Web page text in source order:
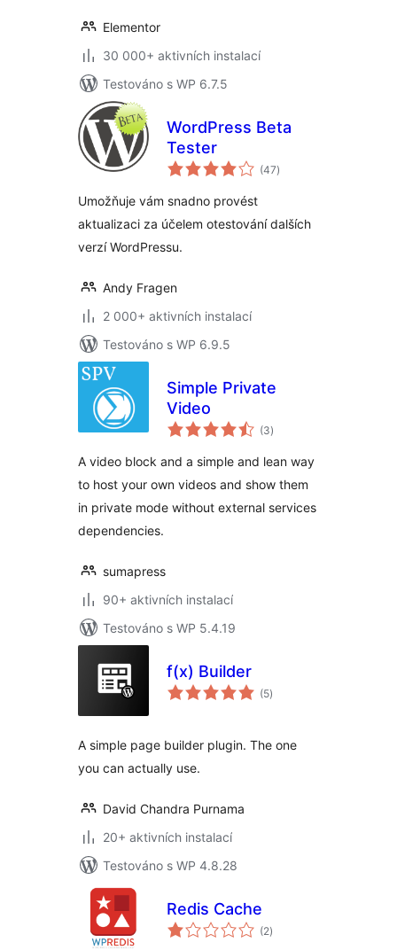
Elementor
30 000+ aktivních instalací
Testováno s WP 6.7.5
WordPress Beta
Tester
(47celkové
hodnocení
)
Umožňuje vám snadno provést
aktualizaci za účelem otestování dalších
verzí WordPressu.
Andy Fragen
2 000+ aktivních instalací
Testováno s WP 6.9.5
Simple Private
Video
(3celkové
hodnocení
)
A video block and a simple and lean way
to host your own videos and show them
in private mode without external services
dependencies.
sumapress
90+ aktivních instalací
Testováno s WP 5.4.19
f(x) Builder
(5celkové
hodnocení
)
A simple page builder plugin. The one
you can actually use.
David Chandra Purnama
20+ aktivních instalací
Testováno s WP 4.8.28
Redis Cache
(2celkové
hodnocení
)